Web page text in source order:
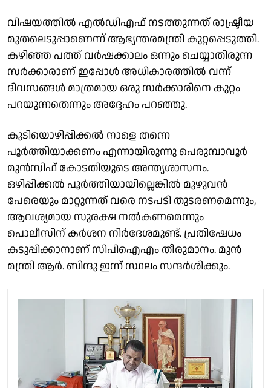
വിഷയത്തിൽ എൽഡിഎഫ് നടത്തുന്നത് രാഷ്ട്രീയ
മുതലെടുപ്പാണെന്ന് ആഭ്യന്തരമന്ത്രി കുറ്റപ്പെടുത്തി.
കഴിഞ്ഞ പത്ത് വർഷക്കാലം ഒന്നും ചെയ്യാതിരുന്ന
സർക്കാരാണ് ഇപ്പോൾ അധികാരത്തിൽ വന്ന്
ദിവസങ്ങൾ മാത്രമായ ഒരു സർക്കാരിനെ കുറ്റം
പറയുന്നതെന്നും അദ്ദേഹം പറഞ്ഞു.
കുടിയൊഴിപ്പിക്കൽ നാളെ തന്നെ
പൂർത്തിയാക്കണം എന്നായിരുന്നു പെരുമ്പാവൂർ
മുൻസിഫ് കോടതിയുടെ അന്ത്യശാസനം.
ഒഴിപ്പിക്കൽ പൂർത്തിയായില്ലെങ്കിൽ മുഴുവൻ
പേരെയും മാറ്റുന്നത് വരെ നടപടി തുടരണമെന്നും,
ആവശ്യമായ സുരക്ഷ നൽകണമെന്നും
പൊലീസിന് കർശന നിർദേശമുണ്ട്. പ്രതിഷേധം
കടുപ്പിക്കാനാണ് സിപിഐഎം തീരുമാനം. മുൻ
മന്ത്രി ആർ. ബിന്ദു ഇന്ന് സ്ഥലം സന്ദർശിക്കും.